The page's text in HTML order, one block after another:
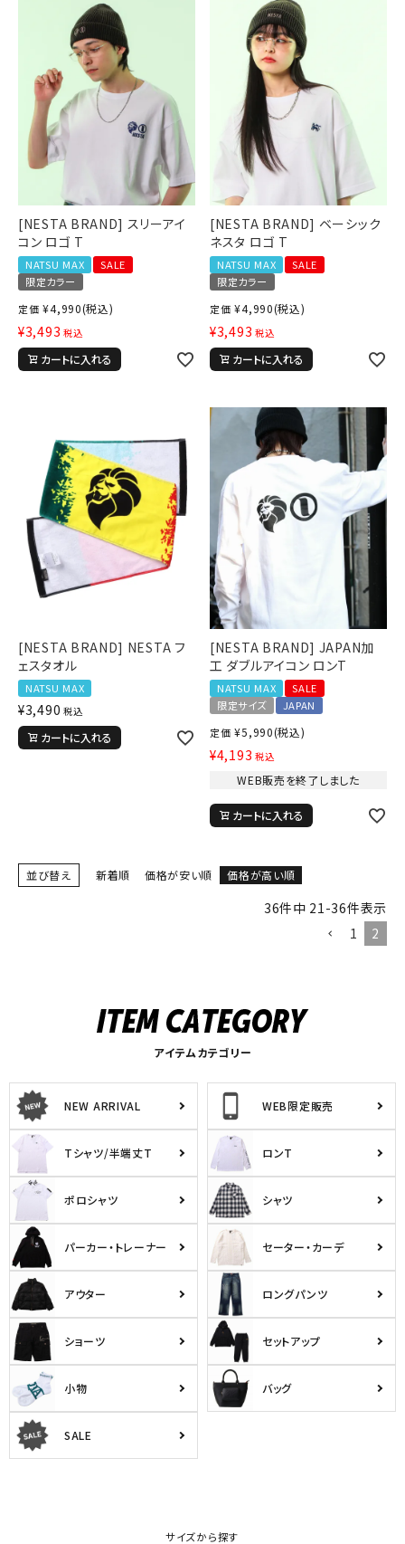
キーワードから探す
search
価格から探す
円 ～
カテゴリ
サイズ
M
XL
XXXL
32inc
38inc
40inc
KIDS
カラー
[NESTA BRAND] スリーアイ
コン ロゴ T
NATSU MAX
SALE
限定カラー
定価 ¥4,990(税込)
¥3,493 税込
カートに入れる
[NESTA BRAND] ベーシック
ネスタ ロゴ T
NATSU MAX
SALE
限定カラー
定価 ¥4,990(税込)
¥3,493 税込
カートに入れる
[NESTA BRAND] NESTA フ
ェスタオル
NATSU MAX
¥3,490 税込
カートに入れる
[NESTA BRAND] JAPAN加
工 ダブルアイコン ロンT
NATSU MAX
SALE
限定サイズ
JAPAN
定価 ¥5,990(税込)
¥4,193 税込
WEB販売を終了しました
カートに入れる
並び替え 新着順 価格が安い順 価格が高い順
36件中 21 -36件表示
1
2
アイテムカテゴリー
NEW ARRIVAL WEB限定販売
Tシャツ/半端丈T ロンT
ポロシャツ シャツ
パーカー・トレーナー セーター・カーデ
アウター ロングパンツ
ショーツ セットアップ
小物 バッグ
SALE
サイズから探す